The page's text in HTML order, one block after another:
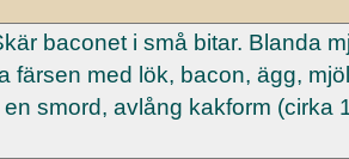
baconet i små bitar. Blanda
färsen med lök, bacon, ägg,
smord, avlång kakform (cirka